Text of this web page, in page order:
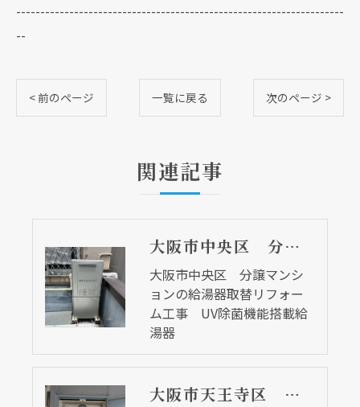
--------------------------------------------------------------------
--
< 前のページ 一覧に戻る 次のページ >
関連記事
大阪市中央区 分譲マンションの給湯器取替リフォーム工事 UV除菌機能搭載給湯器
大阪市中央区 分譲マンシ
ョンの給湯器取替リフォー
ム工事 UV除菌機能搭載給
湯器
大阪市天王寺区 マンションの給湯器取替リフォーム工事